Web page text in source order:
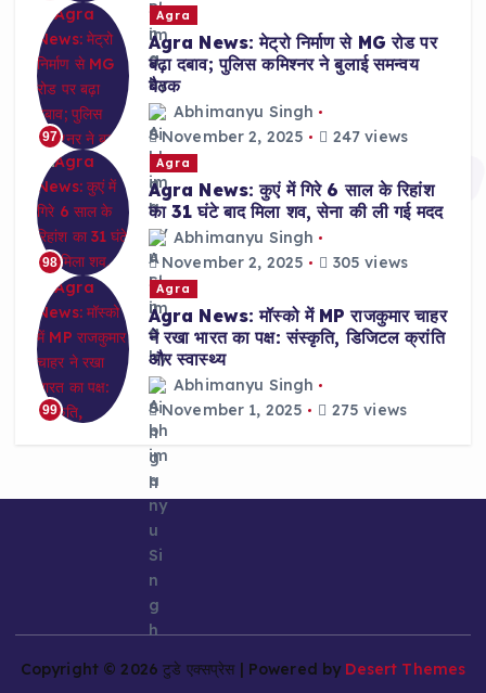
97
Agra
Agra News: मेट्रो निर्माण से MG रोड पर
बढ़ा दबाव; पुलिस कमिश्नर ने बुलाई समन्वय
बैठक
Abhimanyu Singh
November 2, 2025
247 views
98
Agra
Agra News: कुएं में गिरे 6 साल के रिहांश
का 31 घंटे बाद मिला शव, सेना की ली गई मदद
Abhimanyu Singh
November 2, 2025
305 views
99
Agra
Agra News: मॉस्को में MP राजकुमार चाहर
ने रखा भारत का पक्ष: संस्कृति, डिजिटल क्रांति
और स्वास्थ्य
Abhimanyu Singh
November 1, 2025
275 views
Copyright © 2026 टुडे एक्सप्रेस | Powered by Desert Themes